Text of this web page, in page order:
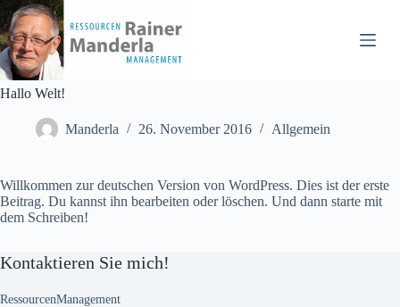
Zum
Inhalt
springen
Hallo Welt!
Manderla 26. November 2016 Allgemein
Willkommen zur deutschen Version von WordPress. Dies ist der erste
Beitrag. Du kannst ihn bearbeiten oder löschen. Und dann starte mit
dem Schreiben!
Kontaktieren Sie mich!
RessourcenManagement